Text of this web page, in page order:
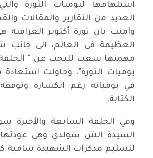
استلهامها ليوميات الثورة
العديد من التقارير والمقالات
وآمنت بان ثورة أكتوبر العراقية
العظيمة في العالم، الى جانب
مهمتها سعت للبحث عن " الحلقة
يوميات الثورة". وحاولت
في يومياته رغم انكساره
الكتابة.
وفي الحلقة السابعة والأخيرة
السيدة الش سولدي وهي عودتها
لتسليم مذكرات الشهيدة سامية